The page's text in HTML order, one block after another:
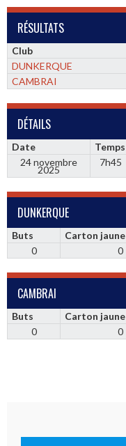
RÉSULTATS
Club
DUNKERQUE
CAMBRAI
DÉTAILS
Date Temps
24 novembre
2025
7h45
DUNKERQUE
Buts Carton jaune
0
0
CAMBRAI
Buts Carton jaune
0
0